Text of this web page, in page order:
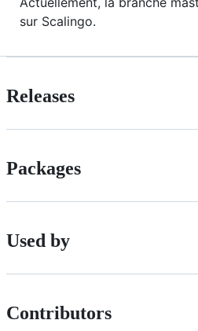
sur Scalingo.
Releases
Packages
Used by
Contributors